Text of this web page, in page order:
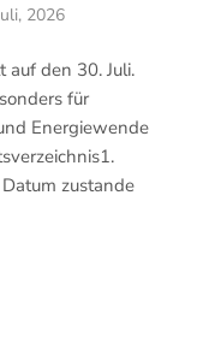
2026
den 30. Juli.
für
Energiewende
zustande